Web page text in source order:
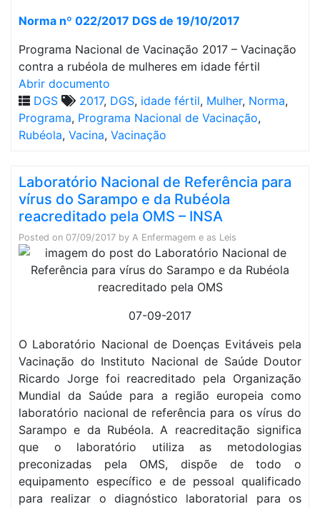
Norma nº 022/2017 DGS de 19/10/2017
Programa Nacional de Vacinação 2017 – Vacinação
contra a rubéola de mulheres em idade fértil
Abrir documento
DGS
2017, DGS, idade fértil, Mulher, Norma,
Programa, Programa Nacional de Vacinação,
Rubéola, Vacina, Vacinação
Laboratório Nacional de Referência para
vírus do Sarampo e da Rubéola
reacreditado pela OMS – INSA
Posted on 07/09/2017 by A Enfermagem e as Leis
07-09-2017
O Laboratório Nacional de Doenças Evitáveis pela
Vacinação do Instituto Nacional de Saúde Doutor
Ricardo Jorge foi reacreditado pela Organização
Mundial da Saúde para a região europeia como
laboratório nacional de referência para os vírus do
Sarampo e da Rubéola. A reacreditação significa
que o laboratório utiliza as metodologias
preconizadas pela OMS, dispõe de todo o
equipamento específico e de pessoal qualificado
para realizar o diagnóstico laboratorial para os